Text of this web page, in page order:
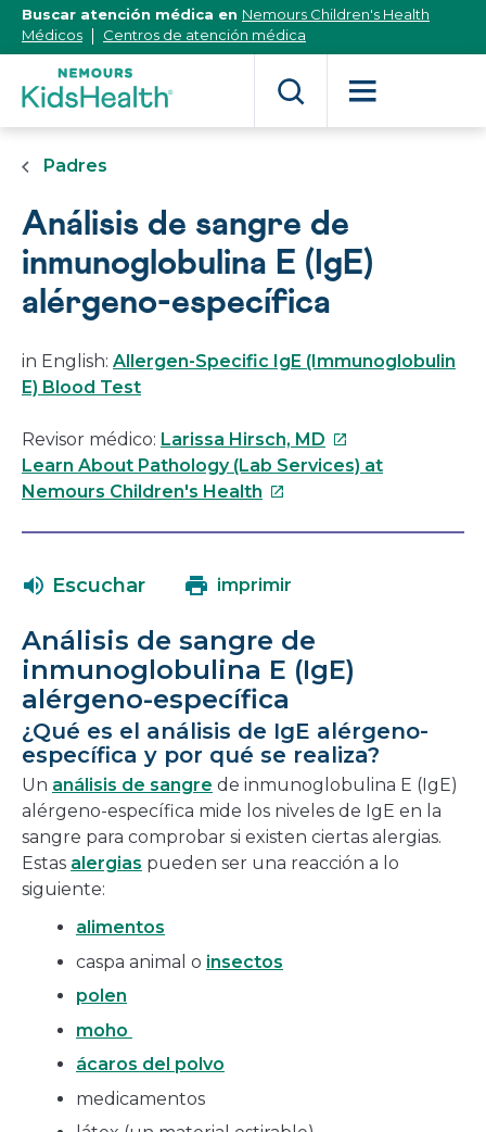
[Skip
Content]
Buscar atención médica en Nemours Children's Health
Médicos
Centros de atención médica
Padres
Análisis de sangre de
inmunoglobulina E (IgE)
alérgeno-específica
in English: Allergen-Specific IgE (Immunoglobulin
E) Blood Test
Revisor médico: Larissa Hirsch, MD Este
enlace
Learn About Pathology (Lab Services) at
Nemours Children's Health Este
en
nueva
ventana
Escuchar imprimir
Análisis de sangre de
inmunoglobulina E (IgE)
alérgeno-específica
¿Qué es el análisis de IgE alérgeno-
específica y por qué se realiza?
Un análisis de sangre de inmunoglobulina E (IgE)
alérgeno-específica mide los niveles de IgE en la
sangre para comprobar si existen ciertas alergias.
Estas alergias pueden ser una reacción a lo
siguiente:
alimentos
caspa animal o insectos
polen
moho
ácaros del polvo
medicamentos